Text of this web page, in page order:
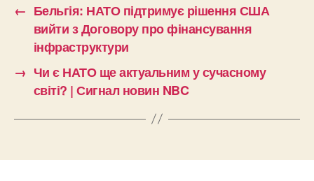
← Бельгія: НАТО підтримує рішення США
вийти з Договору про фінансування
інфраструктури
→ Чи є НАТО ще актуальним у сучасному
світі? | Сигнал новин NBC